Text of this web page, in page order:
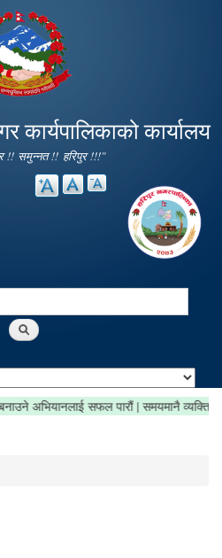
कार्यपालिकाको कार्यालय
!! समुन्नत !! हरिपुर !!!"
बनाउने अभियानलाई सफल पारौं | समयमानै